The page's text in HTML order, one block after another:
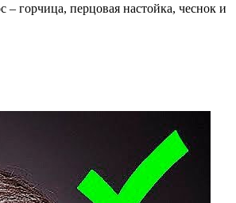
горчица, перцовая настойка, чеснок и